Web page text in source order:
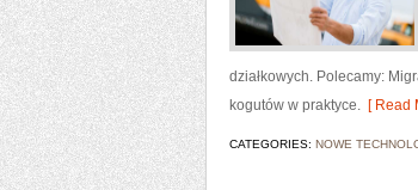
działkowych. Polecamy:
kogutów w praktyce. [ Read
CATEGORIES: NOWE